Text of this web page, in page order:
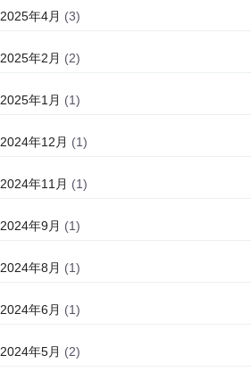
2025年4月 (3)
2025年2月 (2)
2025年1月 (1)
2024年12月 (1)
2024年11月 (1)
2024年9月 (1)
2024年8月 (1)
2024年6月 (1)
2024年5月 (2)